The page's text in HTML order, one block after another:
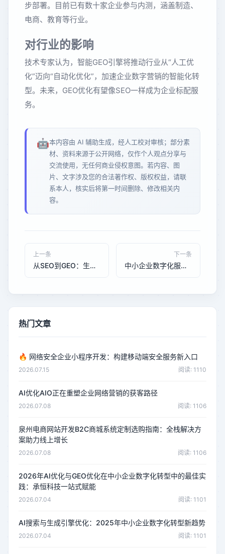
步部署。目前已有数十家企业参与内测，涵盖制造、
电商、教育等行业。
对行业的影响
技术专家认为，智能GEO引擎将推动行业从“人工优
化”迈向“自动化优化”，加速企业数字营销的智能化转
型。未来，GEO优化有望像SEO一样成为企业标配服
务。
🤖本内容由 AI 辅助生成，经人工校对审核；部分素
材、资料来源于公开网络，仅作个人观点分享与
交流使用，无任何商业侵权意图。若内容、图
片、文字涉及您的合法著作权、版权权益，请联
系本人，核实后将第一时间删除、修改相关内
容。
上一条
从SEO到GEO：生成式AI时代企业网络推广的必然转型与趋势分析
下一条
中小企业数字化服务市场迎来新格局：AI与GEO优化成竞争焦点
热门文章
🔥 网络安全企业小程序开发：构建移动端安全服务新入口
2026.07.15 阅读: 1110
AI优化AIO正在重塑企业网络营销的获客路径
2026.07.08 阅读: 1106
泉州电商网站开发B2C商城系统定制选购指南：全栈解决方
案助力线上增长
2026.07.08 阅读: 1106
2026年AI优化与GEO优化在中小企业数字化转型中的最佳实
践：承恒科技一站式赋能
2026.07.04 阅读: 1101
AI搜索与生成引擎优化：2025年中小企业数字化转型新趋势
2026.07.04 阅读: 1101